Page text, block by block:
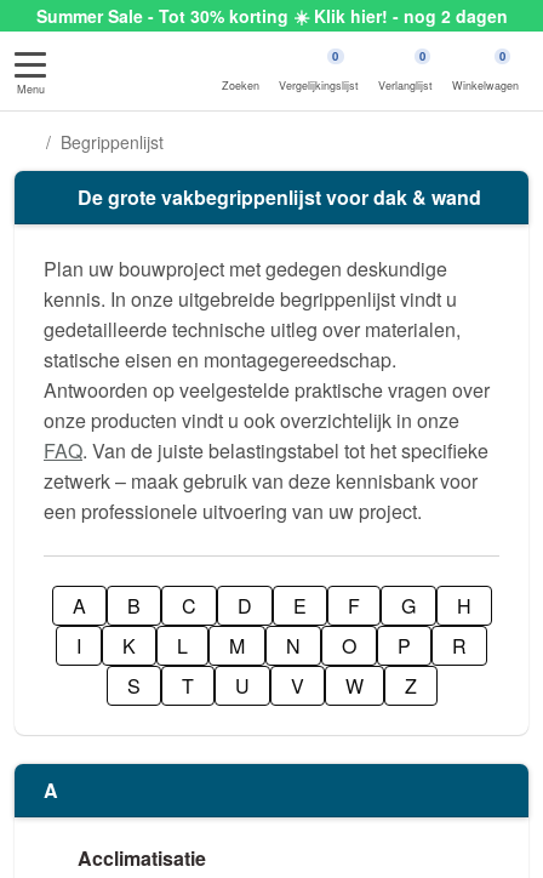
Summer Sale - Tot 30% korting ☀️ Klik hier! - nog 2 dagen
Menu Zoeken
0
Vergelijkingslijst
0
Verlanglijst
0
Winkelwagen
Begrippenlijst
De grote vakbegrippenlijst voor dak & wand
Plan uw bouwproject met gedegen deskundige
kennis. In onze uitgebreide begrippenlijst vindt u
gedetailleerde technische uitleg over materialen,
statische eisen en montagegereedschap.
Antwoorden op veelgestelde praktische vragen over
onze producten vindt u ook overzichtelijk in onze
FAQ. Van de juiste belastingstabel tot het specifieke
zetwerk – maak gebruik van deze kennisbank voor
een professionele uitvoering van uw project.
A B C D E F G
H
I
K L M N O P
R
S
T U V W Z
A
Acclimatisatie